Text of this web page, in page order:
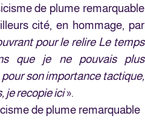
de plume remarquable
cité, en hommage, par
pour le relire Le temps
que je ne pouvais plus
son importance tactique,
je recopie ici».
de plume remarquable